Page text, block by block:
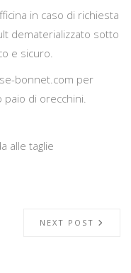
in caso di richiesta
dematerializzato sotto
e sicuro.
bonnet.com per
di orecchini.
alle taglie
NEXT POST